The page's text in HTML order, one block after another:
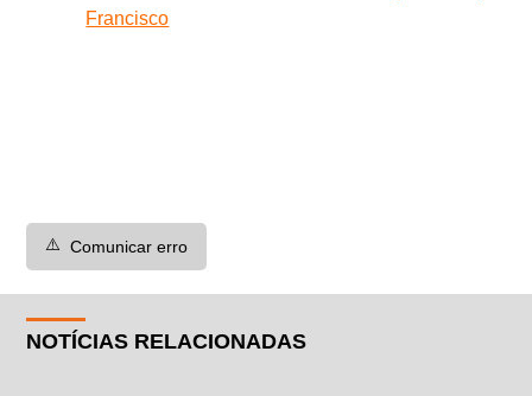
Francisco
⚠️ Comunicar erro
NOTÍCIAS RELACIONADAS